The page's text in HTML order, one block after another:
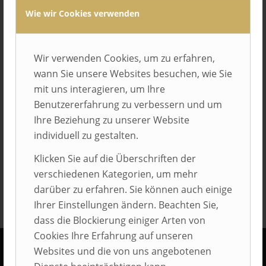
Wie wir Cookies verwenden
Wir verwenden Cookies, um zu erfahren,
wann Sie unsere Websites besuchen, wie Sie
mit uns interagieren, um Ihre
Benutzererfahrung zu verbessern und um
Ihre Beziehung zu unserer Website
individuell zu gestalten.
Klicken Sie auf die Überschriften der
verschiedenen Kategorien, um mehr
darüber zu erfahren. Sie können auch einige
Ihrer Einstellungen ändern. Beachten Sie,
dass die Blockierung einiger Arten von
Cookies Ihre Erfahrung auf unseren
Websites und die von uns angebotenen
Eintrag teilen